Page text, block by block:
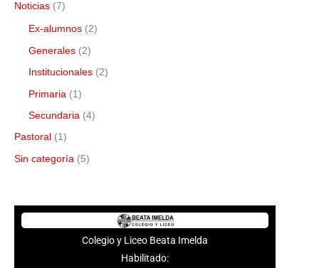
Noticias (7)
Ex-alumnos (2)
Generales (2)
Institucionales (2)
Primaria (1)
Secundaria (4)
Pastoral (1)
Sin categoría (5)
Colegio y Liceo Beata Imelda
Habilitado: